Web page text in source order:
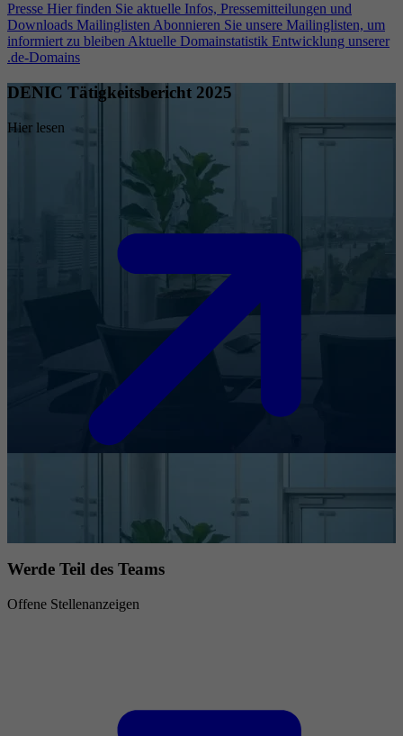
Presse Hier finden Sie aktuelle Infos, Pressemitteilungen und
Downloads Mailinglisten Abonnieren Sie unsere Mailinglisten, um
informiert zu bleiben Aktuelle Domainstatistik Entwicklung unserer
.de-Domains
DENIC Tätigkeitsbericht 2025
Hier lesen
Werde Teil des Teams
Offene Stellenanzeigen